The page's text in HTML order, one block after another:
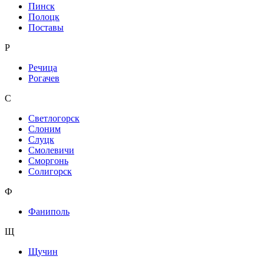
Пинск
Полоцк
Поставы
Р
Речица
Рогачев
С
Светлогорск
Слоним
Слуцк
Смолевичи
Сморгонь
Солигорск
Ф
Фаниполь
Щ
Щучин